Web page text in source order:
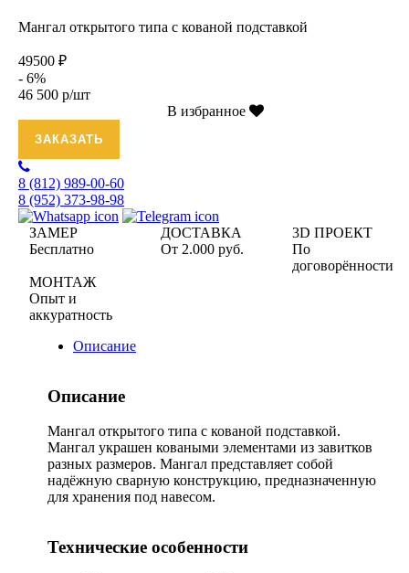
Мангал открытого типа с кованой подставкой
49500 ₽
- 6%
46 500 р/шт
В избранное
ЗАКАЗАТЬ
8 (812) 989-00-60
8 (952) 373-98-98
ЗАМЕР
Бесплатно
ДОСТАВКА
От 2.000 руб.
3D ПРОЕКТ
По
договорённости
МОНТАЖ
Опыт и
аккуратность
Описание
Описание
Мангал открытого типа с кованой подставкой.
Мангал украшен коваными элементами из завитков
разных размеров. Мангал представляет собой
надёжную сварную конструкцию, предназначенную
для хранения под навесом.
Технические особенности